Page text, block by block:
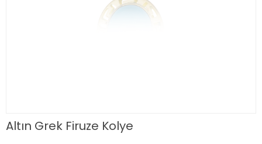
Altın Grek Firuze Kolye